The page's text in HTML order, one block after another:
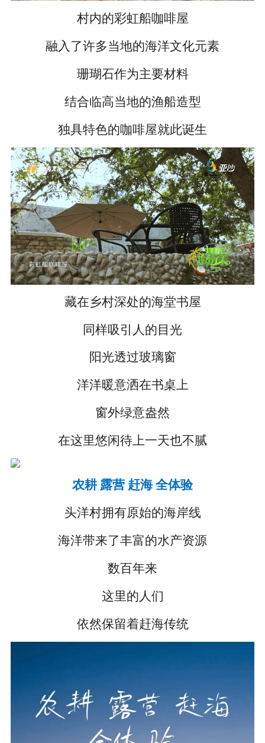
村内的彩虹船咖啡屋
融入了许多当地的海洋文化元素
珊瑚石作为主要材料
结合临高当地的渔船造型
独具特色的咖啡屋就此诞生
藏在乡村深处的海堂书屋
同样吸引人的目光
阳光透过玻璃窗
洋洋暖意洒在书桌上
窗外绿意盎然
在这里悠闲待上一天也不腻
农耕 露营 赶海 全体验
头洋村拥有原始的海岸线
海洋带来了丰富的水产资源
数百年来
这里的人们
依然保留着赶海传统